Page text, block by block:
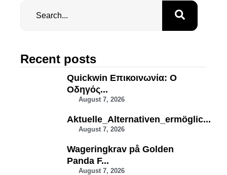
Recent posts
Quickwin Επικοινωνία: Ο
Οδηγός...
August 7, 2026
Aktuelle_Alternativen_ermöglic...
August 7, 2026
Wageringkrav på Golden
Panda F...
August 7, 2026